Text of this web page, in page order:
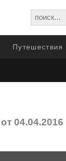
Путешествия
от 04.04.2016